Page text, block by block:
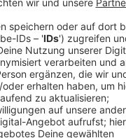
on a true Story" -
Album waren
hatte Michael Patrick
dem erweiterten
hat ihn die
war um dort